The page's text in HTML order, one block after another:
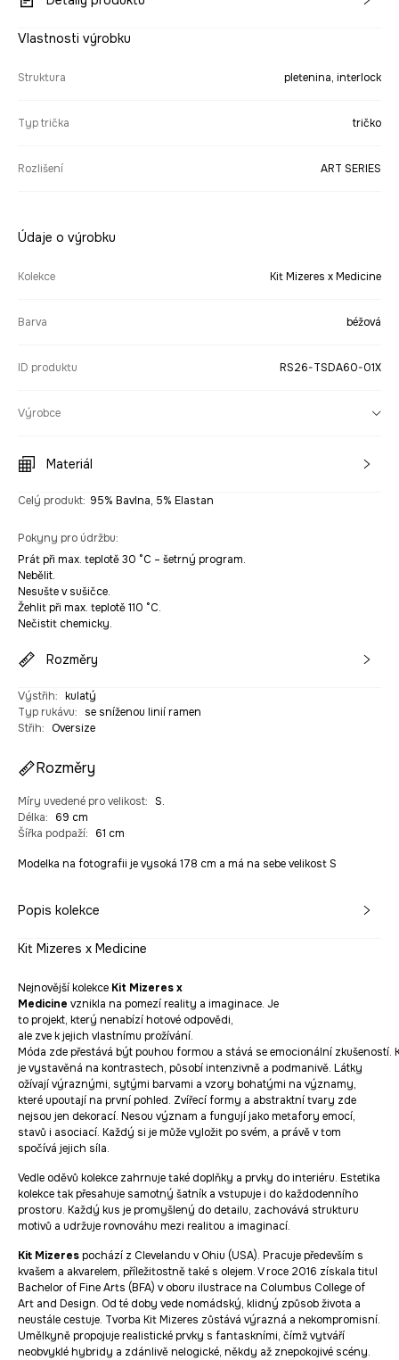
Vlastnosti výrobku
Struktura pletenina, interlock
Typ trička tričko
Rozlišení ART SERIES
Údaje o výrobku
Kolekce Kit Mizeres x Medicine
Barva béžová
ID produktu RS26-TSDA60-01X
Výrobce
Materiál
Celý produkt: 95% Bavlna, 5% Elastan
Pokyny pro údržbu:
Prát při max. teplotě 30 °C – šetrný program.
Nebělit.
Nesušte v sušičce.
Žehlit při max. teplotě 110 °C.
Nečistit chemicky.
Rozměry
Výstřih: kulatý
Typ rukávu:
se sníženou linií ramen
Střih: Oversize
Rozměry
Míry uvedené pro velikost: S.
Délka:
69 cm
Šířka podpaží: 61 cm
Modelka na fotografii je vysoká 178 cm a má na sebe velikost S
Popis kolekce
Kit Mizeres x Medicine
Nejnovější kolekce Kit Mizeres x
Medicine vznikla na pomezí reality a imaginace. Je
to projekt, který nenabízí hotové odpovědi,
ale zve k jejich vlastnímu prožívání.
Móda zde přestává být pouhou formou a stává se emocionální zkušeností.
je vystavěná na kontrastech, působí intenzivně a podmanivě. Látky
ožívají výraznými, sytými barvami a vzory bohatými na významy,
které upoutají na první pohled. Zvířecí formy a abstraktní tvary zde
nejsou jen dekorací. Nesou význam a fungují jako metafory emocí,
stavů i asociací. Každý si je může vyložit po svém, a právě v tom
spočívá jejich síla.
Vedle oděvů kolekce zahrnuje také doplňky a prvky do interiéru. Estetika
kolekce tak přesahuje samotný šatník a vstupuje i do každodenního
prostoru. Každý kus je promyšlený do detailu, zachovává strukturu
motivů a udržuje rovnováhu mezi realitou a imaginací.
Kit Mizerespochází z Clevelandu v Ohiu (USA). Pracuje především s
kvašem a akvarelem, příležitostně také s olejem. V roce 2016 získala titul
Bachelor of Fine Arts (BFA) v oboru ilustrace na Columbus College of
Art and Design. Od té doby vede nomádský, klidný způsob života a
neustále cestuje. Tvorba Kit Mizeres zůstává výrazná a nekompromisní.
Umělkyně propojuje realistické prvky s fantaskními, čímž vytváří
neobvyklé hybridy a zdánlivě nelogické, někdy až znepokojivé scény.